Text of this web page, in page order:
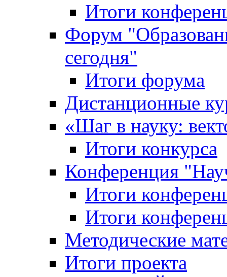
Итоги
Форум
сегодня"
Итоги форума
Дистанционные
«Шаг в науку:
Итоги конкурса
Конференция
Итоги
Итоги
Методические
Итоги проекта